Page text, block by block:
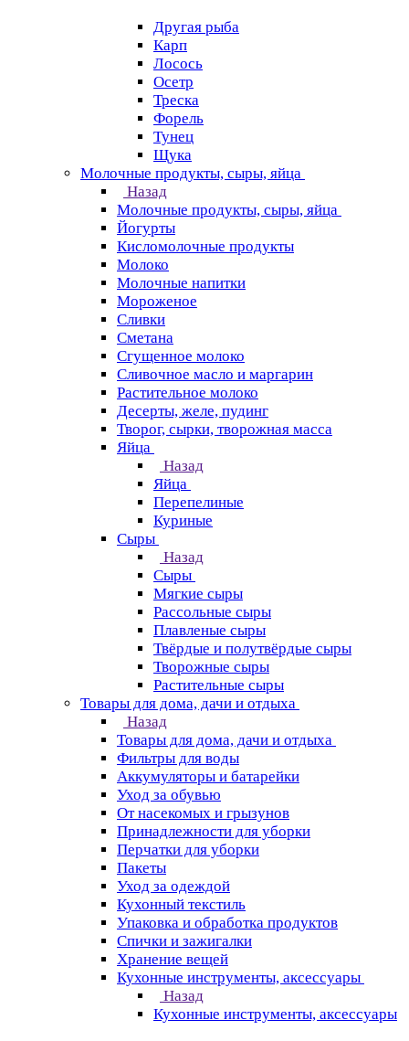
Другая рыба
Карп
Лосось
Осетр
Треска
Форель
Тунец
Щука
Молочные продукты, сыры, яйца
Назад
Молочные продукты, сыры, яйца
Йогурты
Кисломолочные продукты
Молоко
Молочные напитки
Мороженое
Сливки
Сметана
Сгущенное молоко
Сливочное масло и маргарин
Растительное молоко
Десерты, желе, пудинг
Творог, сырки, творожная масса
Яйца
Назад
Яйца
Перепелиные
Куриные
Сыры
Назад
Сыры
Мягкие сыры
Рассольные сыры
Плавленые сыры
Твёрдые и полутвёрдые сыры
Творожные сыры
Растительные сыры
Товары для дома, дачи и отдыха
Назад
Товары для дома, дачи и отдыха
Фильтры для воды
Аккумуляторы и батарейки
Уход за обувью
От насекомых и грызунов
Принадлежности для уборки
Перчатки для уборки
Пакеты
Уход за одеждой
Кухонный текстиль
Упаковка и обработка продуктов
Спички и зажигалки
Хранение вещей
Кухонные инструменты, аксессуары
Назад
Кухонные инструменты, аксессуары